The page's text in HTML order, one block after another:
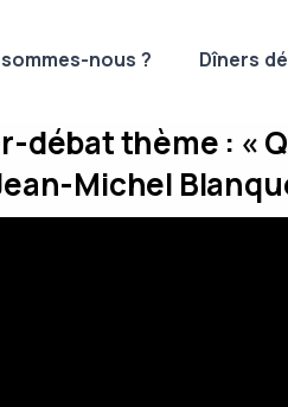
nous ? Dîners
débat thème : «
Michel